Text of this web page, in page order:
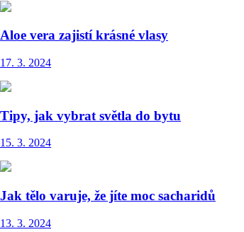
Aloe vera zajistí krásné vlasy
17. 3. 2024
Tipy, jak vybrat světla do bytu
15. 3. 2024
Jak tělo varuje, že jíte moc sacharidů
13. 3. 2024